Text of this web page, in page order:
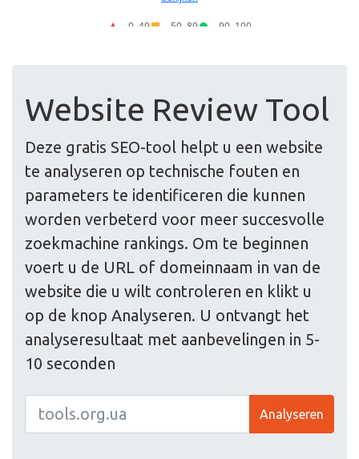
Website Review Tool
Deze gratis SEO-tool helpt u een website
te analyseren op technische fouten en
parameters te identificeren die kunnen
worden verbeterd voor meer succesvolle
zoekmachine rankings. Om te beginnen
voert u de URL of domeinnaam in van de
website die u wilt controleren en klikt u
op de knop Analyseren. U ontvangt het
analyseresultaat met aanbevelingen in 5-
10 seconden
Analyseren